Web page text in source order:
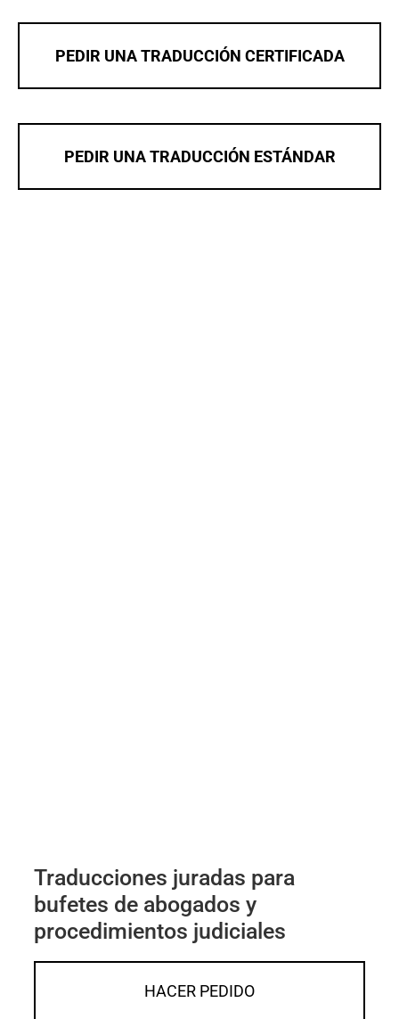
PEDIR UNA TRADUCCIÓN CERTIFICADA
PEDIR UNA TRADUCCIÓN ESTÁNDAR
Traducciones juradas para
bufetes de abogados y
procedimientos judiciales
HACER PEDIDO